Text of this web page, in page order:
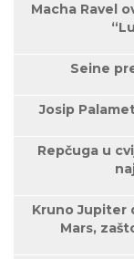
Macha Ravel
Seine
Josip
Repčuga u
Kruno Jupiter
Mars,